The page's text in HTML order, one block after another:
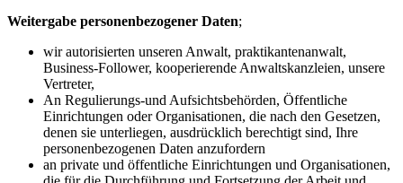
Weitergabe personenbezogener Daten;
wir autorisierten unseren Anwalt, praktikantenanwalt,
Business-Follower, kooperierende Anwaltskanzleien, unsere
Vertreter,
An Regulierungs-und Aufsichtsbehörden, Öffentliche
Einrichtungen oder Organisationen, die nach den Gesetzen,
denen sie unterliegen, ausdrücklich berechtigt sind, Ihre
personenbezogenen Daten anzufordern
an private und öffentliche Einrichtungen und Organisationen,